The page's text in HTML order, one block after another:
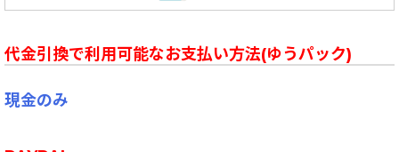
代金引換で利用可能なお支払い方法(ゆうパック)
現金のみ